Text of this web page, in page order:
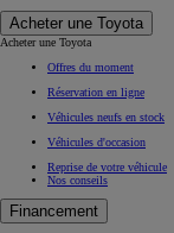
Acheter une Toyota
Acheter une Toyota
Offres du moment
Réservation en ligne
Véhicules neufs en stock
Véhicules d'occasion
Reprise de votre véhicule
Nos conseils
Financement